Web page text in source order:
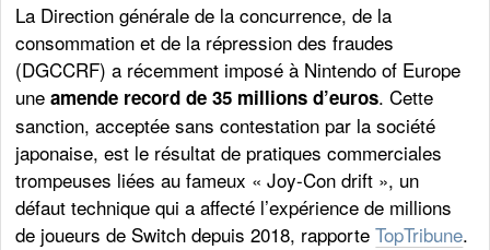
La Direction générale de la concurrence, de la
consommation et de la répression des fraudes
(DGCCRF) a récemment imposé à Nintendo of Europe
uneamende record de 35 millions d’euros. Cette
sanction, acceptée sans contestation par la société
japonaise, est le résultat de pratiques commerciales
trompeuses liées au fameux « Joy-Con drift », un
défaut technique qui a affecté l’expérience de millions
de joueurs de Switch depuis 2018, rapporteTopTribune.